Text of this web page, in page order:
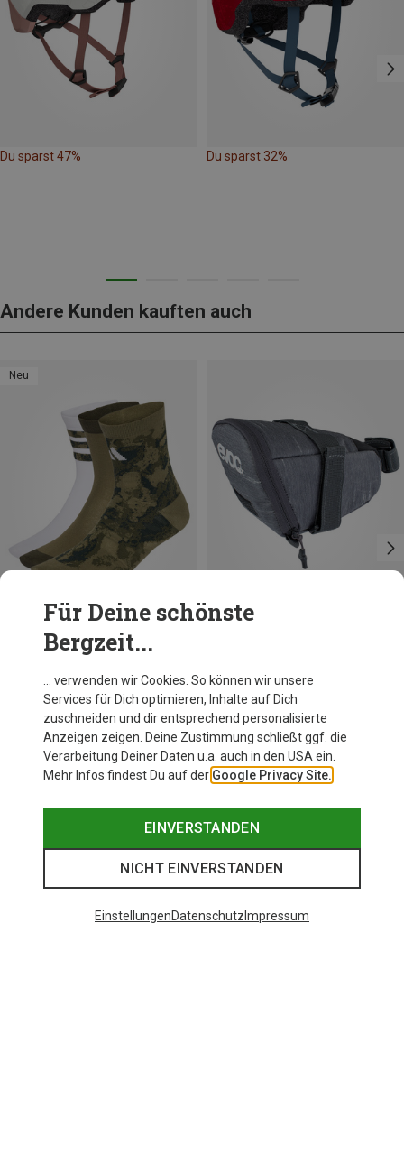
Du sparst 47% Du sparst 32%
Andere Kunden kauften auch
Neu
Kinder Camo Graphic 3er Pack Socken
25|26|27
28|29|30
31|32|33
Evoc
Seat Bag Tour L Satteltasche
31,63 €
Für Deine schönste
Bergzeit...
… verwenden wir Cookies. So können wir unsere
Services für Dich optimieren, Inhalte auf Dich
zuschneiden und dir entsprechend personalisierte
Anzeigen zeigen. Deine Zustimmung schließt ggf. die
Verarbeitung Deiner Daten u.a. auch in den USA ein.
Mehr Infos findest Du auf der Google Privacy Site.
EINVERSTANDEN
NICHT EINVERSTANDEN
EinstellungenDatenschutz Impressum